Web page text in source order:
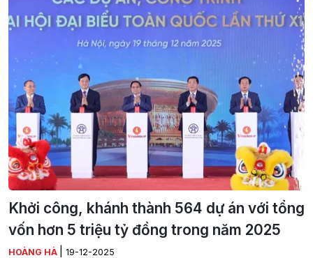
Khởi công, khánh thành 564 dự án với tổng
vốn hơn 5 triệu tỷ đồng trong năm 2025
HOÀNG HÀ 19-12-2025